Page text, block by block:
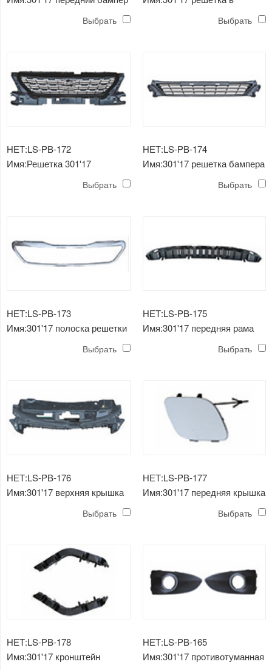
Выбрать Выбрать
НЕТ:LS-PB-172
Имя:Решетка 301'17
Выбрать
НЕТ:LS-PB-174
Имя:301'17 решетка бампера
Выбрать
НЕТ:LS-PB-173
Имя:301'17 полоска решетки
Выбрать
НЕТ:LS-PB-175
Имя:301'17 передняя рама
Выбрать
НЕТ:LS-PB-176
Имя:301'17 верхняя крышка
Выбрать
НЕТ:LS-PB-177
Имя:301'17 передняя крышка
Выбрать
НЕТ:LS-PB-178
Имя:301'17 кронштейн
НЕТ:LS-PB-165
Имя:301'17 противотуманная